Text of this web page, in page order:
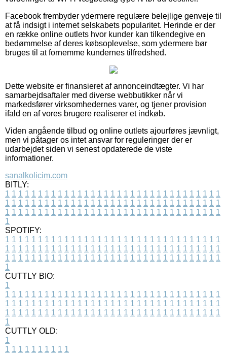
Facebook frembyder ydermere regulære belejlige genveje til
at få indsigt i internet selskabets popularitet. Herinde er der
en række online outlets hvor kunder kan tilkendegive en
bedømmelse af deres købsoplevelse, som ydermere bør
bruges til at fornemme kundernes tilfredshed.
Dette website er finansieret af annonceindtægter. Vi har
samarbejdsaftaler med diverse webbutikker når vi
markedsfører virksomhedernes varer, og tjener provision
ifald en af vores brugere realiserer et indkøb.
Viden angående tilbud og online outlets ajourføres jævnligt,
men vi påtager os intet ansvar for reguleringer der er
udarbejdet siden vi senest opdaterede de viste
informationer.
sanalkolicim.com
BITLY:
1 1 1 1 1 1 1 1 1 1 1 1 1 1 1 1 1 1 1 1 1 1 1 1 1 1 1 1 1 1 1 1 1
1 1 1 1 1 1 1 1 1 1 1 1 1 1 1 1 1 1 1 1 1 1 1 1 1 1 1 1 1 1 1 1 1
1 1 1 1 1 1 1 1 1 1 1 1 1 1 1 1 1 1 1 1 1 1 1 1 1 1 1 1 1 1 1 1 1
1
SPOTIFY:
1 1 1 1 1 1 1 1 1 1 1 1 1 1 1 1 1 1 1 1 1 1 1 1 1 1 1 1 1 1 1 1 1
1 1 1 1 1 1 1 1 1 1 1 1 1 1 1 1 1 1 1 1 1 1 1 1 1 1 1 1 1 1 1 1 1
1 1 1 1 1 1 1 1 1 1 1 1 1 1 1 1 1 1 1 1 1 1 1 1 1 1 1 1 1 1 1 1 1
1
CUTTLY BIO:
1
1 1 1 1 1 1 1 1 1 1 1 1 1 1 1 1 1 1 1 1 1 1 1 1 1 1 1 1 1 1 1 1 1
1 1 1 1 1 1 1 1 1 1 1 1 1 1 1 1 1 1 1 1 1 1 1 1 1 1 1 1 1 1 1 1 1
1 1 1 1 1 1 1 1 1 1 1 1 1 1 1 1 1 1 1 1 1 1 1 1 1 1 1 1 1 1 1 1 1
1
CUTTLY OLD:
1
1 1 1 1 1 1 1 1 1 1